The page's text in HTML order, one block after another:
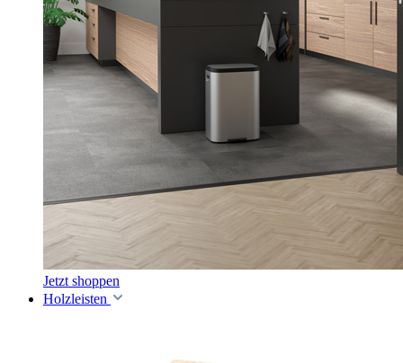
Jetzt shoppen
Holzleisten